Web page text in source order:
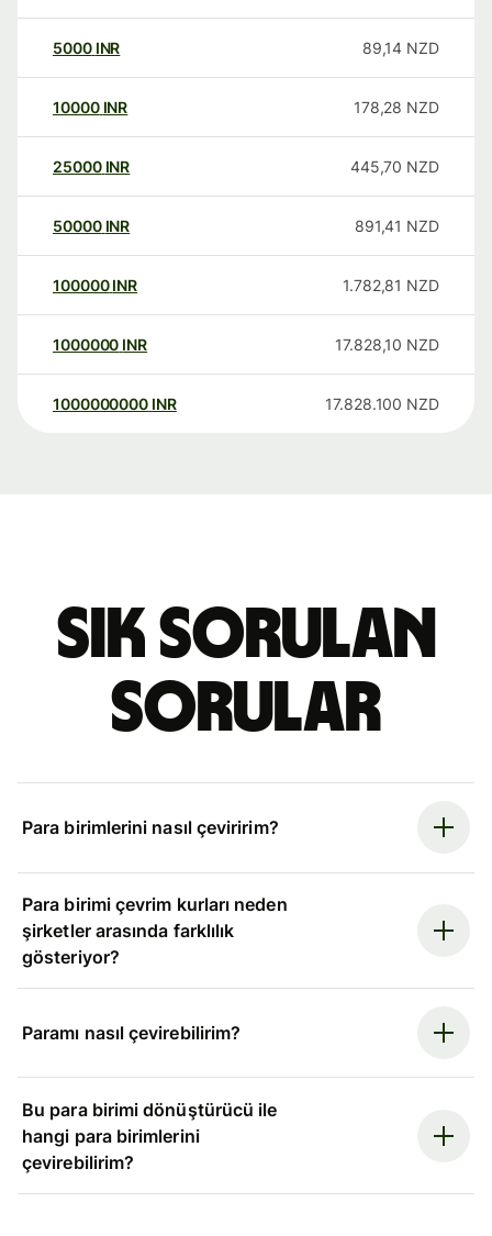
5000 INR 89,14 NZD
10000 INR 178,28 NZD
25000 INR 445,70 NZD
50000 INR 891,41 NZD
100000 INR 1.782,81 NZD
1000000 INR 17.828,10 NZD
1000000000 INR 17.828.100 NZD
Sık sorulan
sorular
Para birimlerini nasıl çeviririm?
Para birimi çevrim kurları neden
şirketler arasında farklılık
gösteriyor?
Paramı nasıl çevirebilirim?
Bu para birimi dönüştürücü ile
hangi para birimlerini
çevirebilirim?